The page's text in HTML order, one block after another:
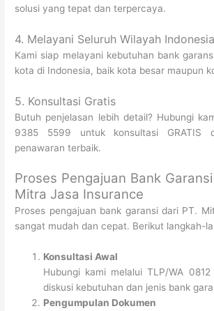
solusi yang tepat dan terpercaya.
4. Melayani Seluruh Wilayah Indonesia
Kami siap melayani kebutuhan bank
kota di Indonesia, baik kota besar maupun
5. Konsultasi Gratis
Butuh penjelasan lebih detail? Hubungi
9385 5599 untuk konsultasi GRATIS
penawaran terbaik.
Proses Pengajuan Bank
Mitra Jasa Insurance
Proses pengajuan bank garansi dari PT.
sangat mudah dan cepat. Berikut langkah-
Konsultasi Awal
Hubungi kami melalui TLP/WA
diskusi kebutuhan dan jenis bank
Pengumpulan Dokumen